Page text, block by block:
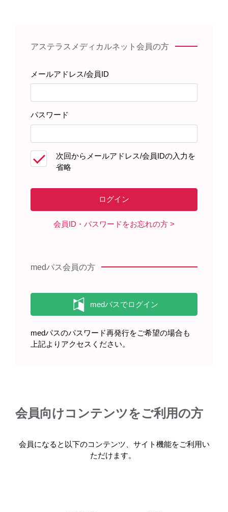
キックリンカプセルを服用される
患者さんへ（2022年3月）
キックリン顆粒を服用される患者
さんへ（2022年3月）
基本情報・安全性情報
キックリン顆粒86.2%（販売中止）
アステラスメディカルネット会員の方
メールアドレス/会員ID
パスワード
次回からメールアドレス/会員IDの入力を
省略
会員ID・パスワードをお忘れの方
medパス会員の方
medパスのパスワード再発行をご希望の場合も
上記よりアクセスください。
会員向けコンテンツをご利用の方
会員になると以下のコンテンツ、サイト機能をご利用い
ただけます。